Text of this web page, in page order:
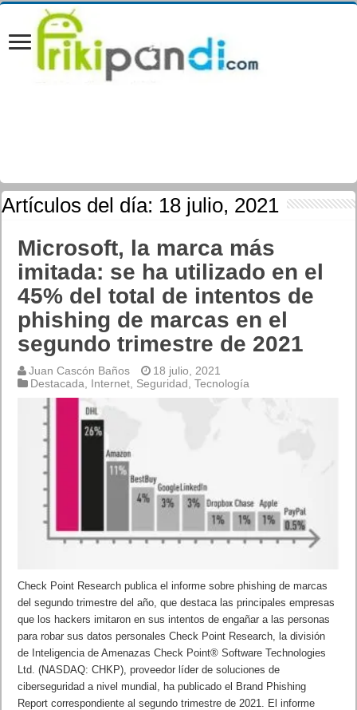
Artículos del día: 18 julio, 2021
Microsoft, la marca más
imitada: se ha utilizado en el
45% del total de intentos de
phishing de marcas en el
segundo trimestre de 2021
Juan Cascón Baños
18 julio, 2021
Destacada
Internet Seguridad ,Tecnología
Check Point Research publica el informe sobre phishing de marcas
del segundo trimestre del año, que destaca las principales empresas
que los hackers imitaron en sus intentos de engañar a las personas
para robar sus datos personales Check Point Research, la división
de Inteligencia de Amenazas Check Point® Software Technologies
Ltd. (NASDAQ: CHKP), proveedor líder de soluciones de
ciberseguridad a nivel mundial, ha publicado el Brand Phishing
Report correspondiente al segundo trimestre de 2021. El informe